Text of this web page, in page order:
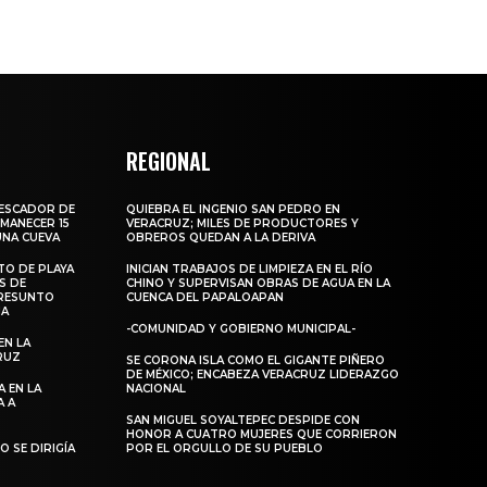
DE
15
CUEVA
DE PLAYA
DE
LA
EN LA
A
SE DIRIGÍA
REGIONAL
QUIEBRA EL INGENIO SAN PEDRO EN
VERACRUZ; MILES DE PRODUCTORES Y
OBREROS QUEDAN A LA DERIVA
INICIAN TRABAJOS DE LIMPIEZA EN EL RÍO
CHINO Y SUPERVISAN OBRAS DE AGUA EN LA
CUENCA DEL PAPALOAPAN
-COMUNIDAD Y GOBIERNO MUNICIPAL-
SE CORONA ISLA COMO EL GIGANTE PIÑERO
DE MÉXICO; ENCABEZA VERACRUZ LIDERAZGO
NACIONAL
SAN MIGUEL SOYALTEPEC DESPIDE CON
HONOR A CUATRO MUJERES QUE CORRIERON
POR EL ORGULLO DE SU PUEBLO